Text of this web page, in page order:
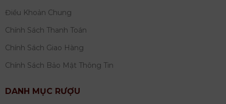
Điều Khoản Chung
Chính Sách Thanh Toán
Chính Sách Giao Hàng
Chính Sách Bảo Mật Thông Tin
DANH MỤC RƯỢU